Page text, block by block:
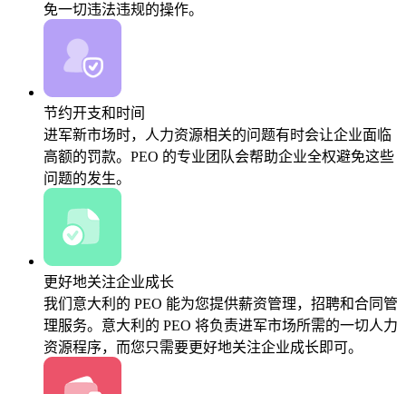
免一切违法违规的操作。
节约开支和时间
进军新市场时，人力资源相关的问题有时会让企业面临
高额的罚款。PEO 的专业团队会帮助企业全权避免这些
问题的发生。
更好地关注企业成长
我们意大利的 PEO 能为您提供薪资管理，招聘和合同管
理服务。意大利的 PEO 将负责进军市场所需的一切人力
资源程序，而您只需要更好地关注企业成长即可。